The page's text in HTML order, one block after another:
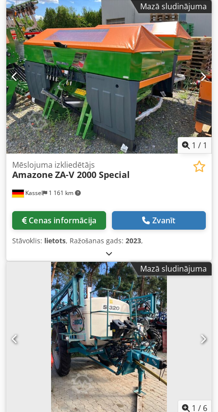
Mazā sludinājuma
1 / 1
Kassel 1 161 km
Mēslojuma izkliedētājs
Amazone ZA-V 2000 Special
Cenas informācija Zvanīt
Stāvoklis: lietots, Ražošanas gads: 2023,
Mazā sludinājuma
1 / 6